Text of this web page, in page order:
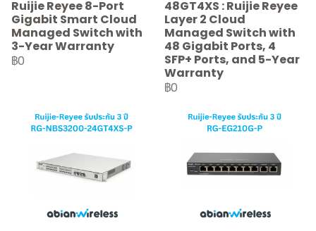
Ruijie Reyee 8-Port
Gigabit Smart Cloud
Managed Switch with
3-Year Warranty
฿0
48GT4XS : Ruijie Reyee
Layer 2 Cloud
Managed Switch with
48 Gigabit Ports, 4
SFP+ Ports, and 5-Year
Warranty
฿0